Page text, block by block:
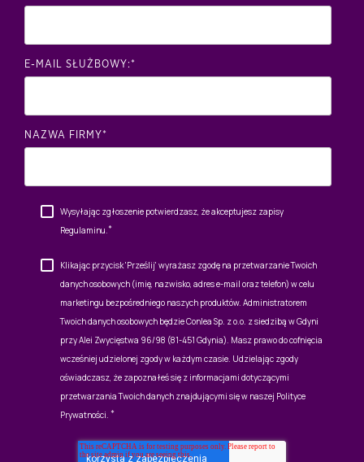
E-MAIL SŁUŻBOWY: *
NAZWA FIRMY *
Wysyłając zgłoszenie potwierdzasz, że akceptujesz zapisy
Regulaminu.*
Klikając przycisk 'Prześlij' wyrażasz zgodę na przetwarzanie Twoich
danych osobowych (imię, nazwisko, adres e-mail oraz telefon) w celu
marketingu bezpośredniego naszych produktów. Administratorem
Twoich danych osobowych będzie Conlea Sp. z o.o. z siedzibą w Gdyni
przy Alei Zwycięstwa 96/98 (81-451 Gdynia). Masz prawo do cofnięcia
wcześniej udzielonej zgody w każdym czasie. Udzielając zgody
oświadczasz, że zapoznałeś się z informacjami dotyczącymi
przetwarzania Twoich danych znajdującymi się w naszej Polityce
Prywatności. *